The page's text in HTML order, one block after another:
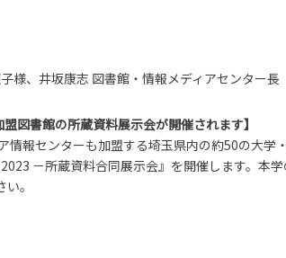
様、井坂康志 図書館・情報メディアセンター長
図書館の所蔵資料展示会が開催されます】
報センターも加盟する埼玉県内の約50の大学
－所蔵資料合同展示会』を開催します。本
。